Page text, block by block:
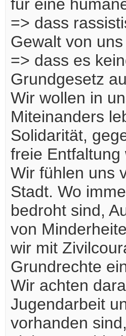
für eine
=> dass
Gewalt von
=> dass es
Grundgesetz
Wir wollen in
Miteinanders
Solidarität,
freie
Wir fühlen uns
Stadt. Wo
bedroht sind,
von
wir mit
Grundrechte
Wir achten
Jugendarbeit
vorhanden